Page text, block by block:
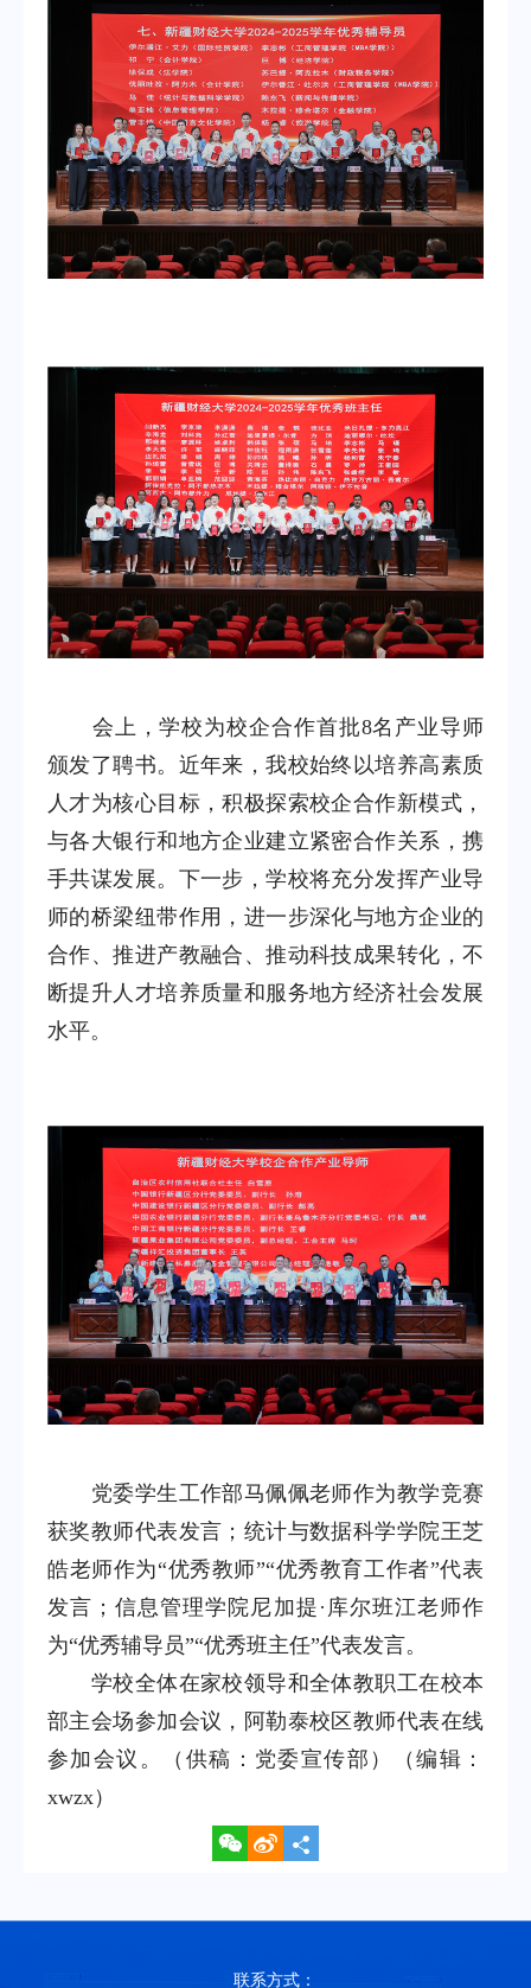
会上，学校为校企合作首批8名产业导师
颁发了聘书。近年来，我校始终以培养高素质
人才为核心目标，积极探索校企合作新模式，
与各大银行和地方企业建立紧密合作关系，携
手共谋发展。下一步，学校将充分发挥产业导
师的桥梁纽带作用，进一步深化与地方企业的
合作、推进产教融合、推动科技成果转化，不
断提升人才培养质量和服务地方经济社会发展
水平。
党委学生工作部马佩佩老师作为教学竞赛
获奖教师代表发言；统计与数据科学学院王芝
皓老师作为“优秀教师”“优秀教育工作者”代表
发言；信息管理学院尼加提·库尔班江老师作
为“优秀辅导员”“优秀班主任”代表发言。
学校全体在家校领导和全体教职工在校本
部主会场参加会议，阿勒泰校区教师代表在线
参加会议。（供稿：党委宣传部）（编辑：
xwzx）
联系方式：